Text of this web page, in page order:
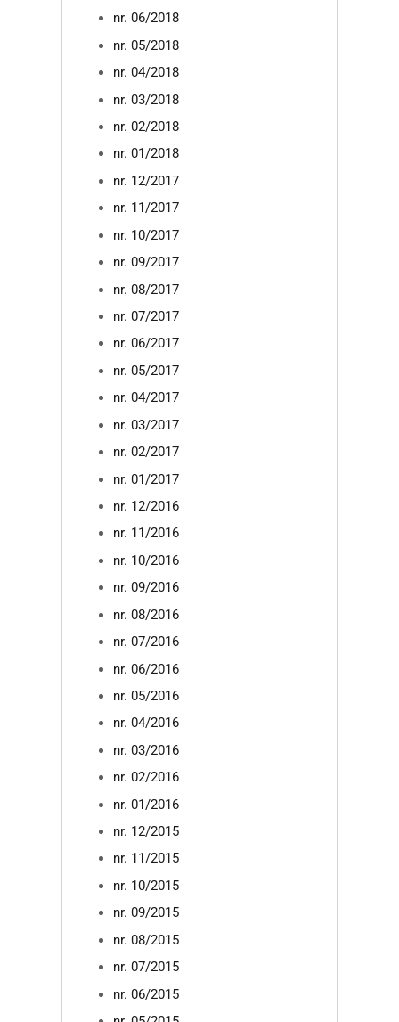
nr. 06/2018
nr. 05/2018
nr. 04/2018
nr. 03/2018
nr. 02/2018
nr. 01/2018
nr. 12/2017
nr. 11/2017
nr. 10/2017
nr. 09/2017
nr. 08/2017
nr. 07/2017
nr. 06/2017
nr. 05/2017
nr. 04/2017
nr. 03/2017
nr. 02/2017
nr. 01/2017
nr. 12/2016
nr. 11/2016
nr. 10/2016
nr. 09/2016
nr. 08/2016
nr. 07/2016
nr. 06/2016
nr. 05/2016
nr. 04/2016
nr. 03/2016
nr. 02/2016
nr. 01/2016
nr. 12/2015
nr. 11/2015
nr. 10/2015
nr. 09/2015
nr. 08/2015
nr. 07/2015
nr. 06/2015